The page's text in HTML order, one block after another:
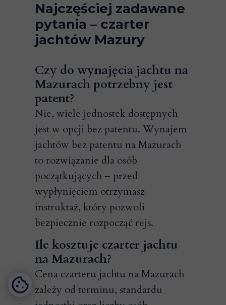
Najczęściej zadawane
pytania – czarter
jachtów Mazury
Czy do wynajęcia jachtu na
Mazurach potrzebny jest
patent?
Nie, wiele jednostek dostępnych
jest w opcji bez patentu. Wynajem
jachtów bez patentu na Mazurach
to rozwiązanie dla osób
początkujących – przed
wypłynięciem otrzymasz
instruktaż, który pozwoli
bezpiecznie rozpocząć rejs.
Ile kosztuje czarter jachtu
na Mazurach?
Cena czarteru jachtu na Mazurach
zależy od terminu, standardu